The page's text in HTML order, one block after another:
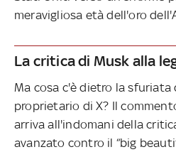
meravigliosa età dell'oro
La critica di Musk alla
Ma cosa c'è dietro la
proprietario di X? Il
arriva all'indomani della
avanzato contro il “big